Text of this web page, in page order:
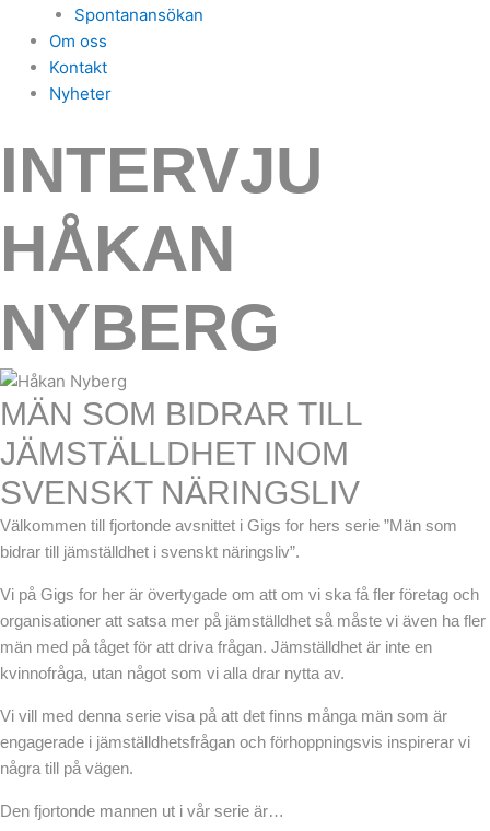
Spontanansökan
Om oss
Kontakt
Nyheter
INTERVJU
HÅKAN
NYBERG
MÄN SOM BIDRAR TILL
JÄMSTÄLLDHET INOM
SVENSKT NÄRINGSLIV
Välkommen till fjortonde avsnittet i Gigs for hers serie ”Män som
bidrar till jämställdhet i svenskt näringsliv”.
Vi på Gigs for her är övertygade om att om vi ska få fler företag och
organisationer att satsa mer på jämställdhet så måste vi även ha fler
män med på tåget för att driva frågan. Jämställdhet är inte en
kvinnofråga, utan något som vi alla drar nytta av.
Vi vill med denna serie visa på att det finns många män som är
engagerade i jämställdhetsfrågan och förhoppningsvis inspirerar vi
några till på vägen.
Den fjortonde mannen ut i vår serie är…